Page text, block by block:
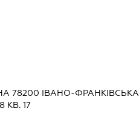
78200 IВАНО-ФРАНКIВСЬКА
КВ. 17